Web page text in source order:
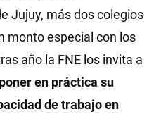
Jujuy, más dos colegios
monto especial con los
año la FNE los invita a
poner en práctica su
de trabajo en